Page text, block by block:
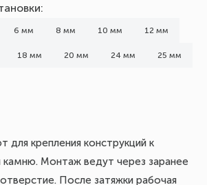
6 мм 8 мм 10 мм 12 мм
18 мм 20 мм 24 мм 25 мм
для крепления конструкций к
камню. Монтаж ведут через заранее
После затяжки рабочая